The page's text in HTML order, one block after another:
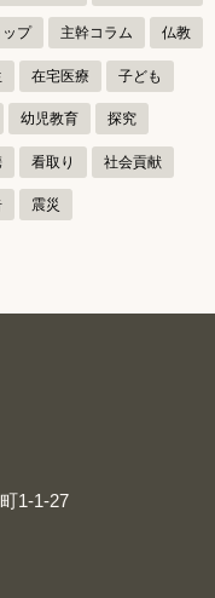
プ 主幹コラム 仏教
在宅医療 子ども
幼児教育 探究
看取り 社会貢献
震災
1-1-27